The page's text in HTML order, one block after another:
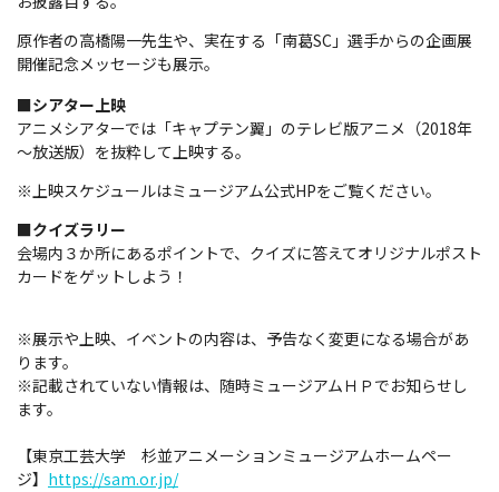
原作者の高橋陽一先生や、実在する「南葛SC」選手からの企画展
開催記念メッセージも展示。
■シアター上映
アニメシアターでは「キャプテン翼」のテレビ版アニメ（2018年
～放送版）を抜粋して上映する。
※上映スケジュールはミュージアム公式HPをご覧ください。
■クイズラリー
会場内３か所にあるポイントで、クイズに答えてオリジナルポスト
カードをゲットしよう！
※展示や上映、イベントの内容は、予告なく変更になる場合があ
ります。
※記載されていない情報は、随時ミュージアムＨＰでお知らせし
ます。
【東京工芸大学 杉並アニメーションミュージアムホームペー
ジ】 https://sam.or.jp/